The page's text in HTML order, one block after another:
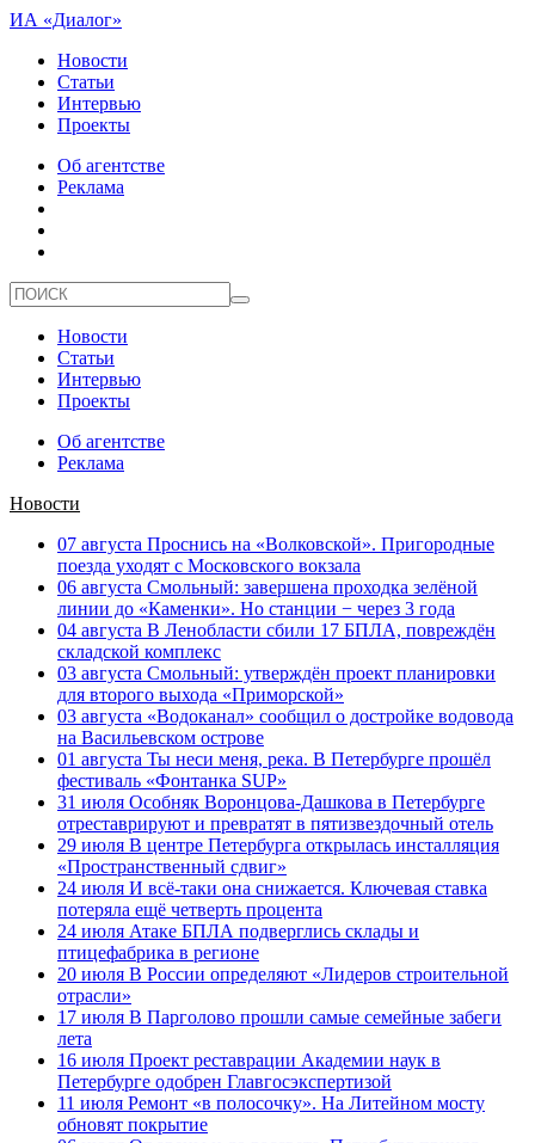
ИА «Диалог»
Новости
Статьи
Интервью
Проекты
Об агентстве
Реклама
Новости
Статьи
Интервью
Проекты
Об агентстве
Реклама
Новости
07 августа Проснись на «Волковской». Пригородные
поезда уходят с Московского вокзала
06 августа Смольный: завершена проходка зелёной
линии до «Каменки». Но станции − через 3 года
04 августа В Ленобласти сбили 17 БПЛА, повреждён
складской комплекс
03 августа Смольный: утверждён проект планировки
для второго выхода «Приморской»
03 августа «Водоканал» сообщил о достройке водовода
на Васильевском острове
01 августа Ты неси меня, река. В Петербурге прошёл
фестиваль «Фонтанка SUP»
31 июля Особняк Воронцова-Дашкова в Петербурге
отреставрируют и превратят в пятизвездочный отель
29 июля В центре Петербурга открылась инсталляция
«Пространственный сдвиг»
24 июля И всё-таки она снижается. Ключевая ставка
потеряла ещё четверть процента
24 июля Атаке БПЛА подверглись склады и
птицефабрика в регионе
20 июля В России определяют «Лидеров строительной
отрасли»
17 июля В Парголово прошли самые семейные забеги
лета
16 июля Проект реставрации Академии наук в
Петербурге одобрен Главгосэкспертизой
11 июля Ремонт «в полосочку». На Литейном мосту
обновят покрытие